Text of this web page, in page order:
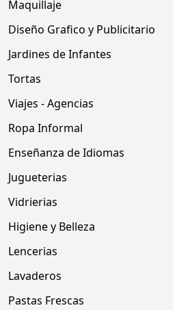
Maquillaje
Diseño Grafico y Publicitario
Jardines de Infantes
Tortas
Viajes - Agencias
Ropa Informal
Enseñanza de Idiomas
Jugueterias
Vidrierias
Higiene y Belleza
Lencerias
Lavaderos
Pastas Frescas